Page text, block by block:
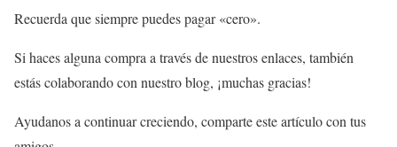
Recuerda que siempre puedes pagar «cero».
Si haces alguna compra a través de nuestros enlaces, también
estás colaborando con nuestro blog, ¡muchas gracias!
Ayudanos a continuar creciendo, comparte este artículo con tus